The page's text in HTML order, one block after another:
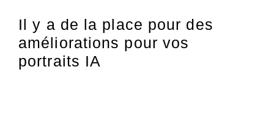
Il y a de la place pour des
améliorations pour vos
portraits IA